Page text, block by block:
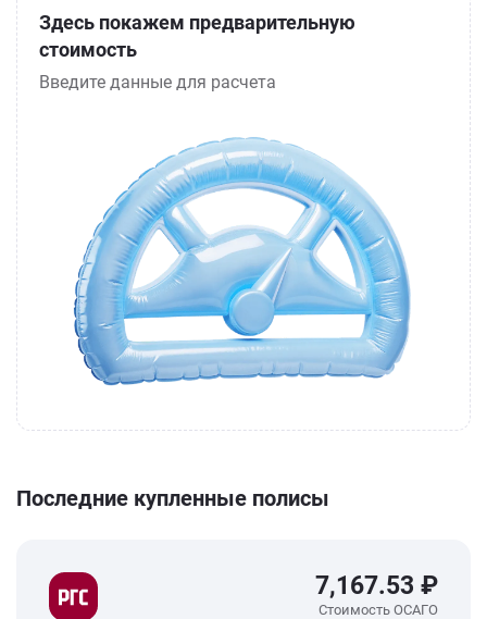
Здесь покажем предварительную
стоимость
Введите данные для расчета
Последние купленные полисы
7,167.53 ₽
Стоимость ОСАГО